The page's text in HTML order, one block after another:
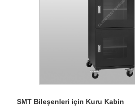
SMT Bileşenleri için Kuru Kabin